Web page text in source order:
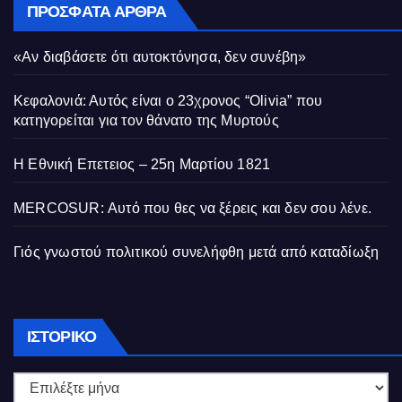
ΠΡΌΣΦΑΤΑ ΆΡΘΡΑ
«Αν διαβάσετε ότι αυτοκτόνησα, δεν συνέβη»
Κεφαλονιά: Αυτός είναι ο 23χρονος “Olivia” που
κατηγορείται για τον θάνατο της Μυρτούς
Η Εθνική Επετειος – 25η Μαρτίου 1821
MERCOSUR: Αυτό που θες να ξέρεις και δεν σου λένε.
Γιός γνωστού πολιτικού συνελήφθη μετά από καταδίωξη
ΙΣΤΟΡΙΚΌ Ιστορικό